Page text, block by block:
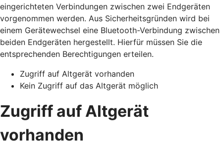
eingerichteten Verbindungen zwischen zwei Endgeräten
vorgenommen werden. Aus Sicherheitsgründen wird bei
einem Gerätewechsel eine Bluetooth-Verbindung zwischen
beiden Endgeräten hergestellt. Hierfür müssen Sie die
entsprechenden Berechtigungen erteilen.
Zugriff auf Altgerät vorhanden
Kein Zugriff auf das Altgerät möglich
Zugriff auf Altgerät
vorhanden